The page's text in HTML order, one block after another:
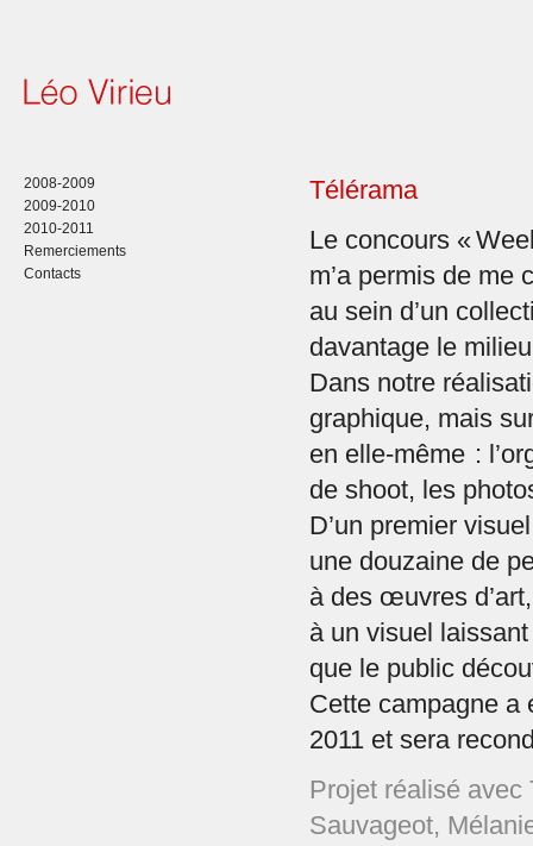
2008-2009
2009-2010
2010-2011
Remerciements
Contacts
Télérama
Le concours «
m’a permis de me
au sein d’un
davantage le
Dans notre
graphique, mais
en elle-même :
de shoot, les
D’un premier
une douzaine de
à des œuvres
à un visuel
que le public
Cette campagne a
2011 et sera
Projet réalisé avec
Sauvageot,